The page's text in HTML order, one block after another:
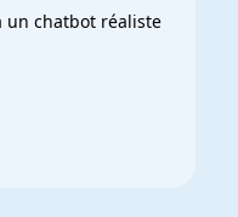
un chatbot réaliste